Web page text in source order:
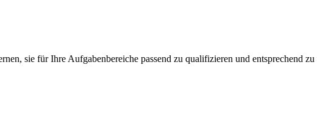
sie für Ihre Aufgabenbereiche passend zu qualifizieren und entsprechend